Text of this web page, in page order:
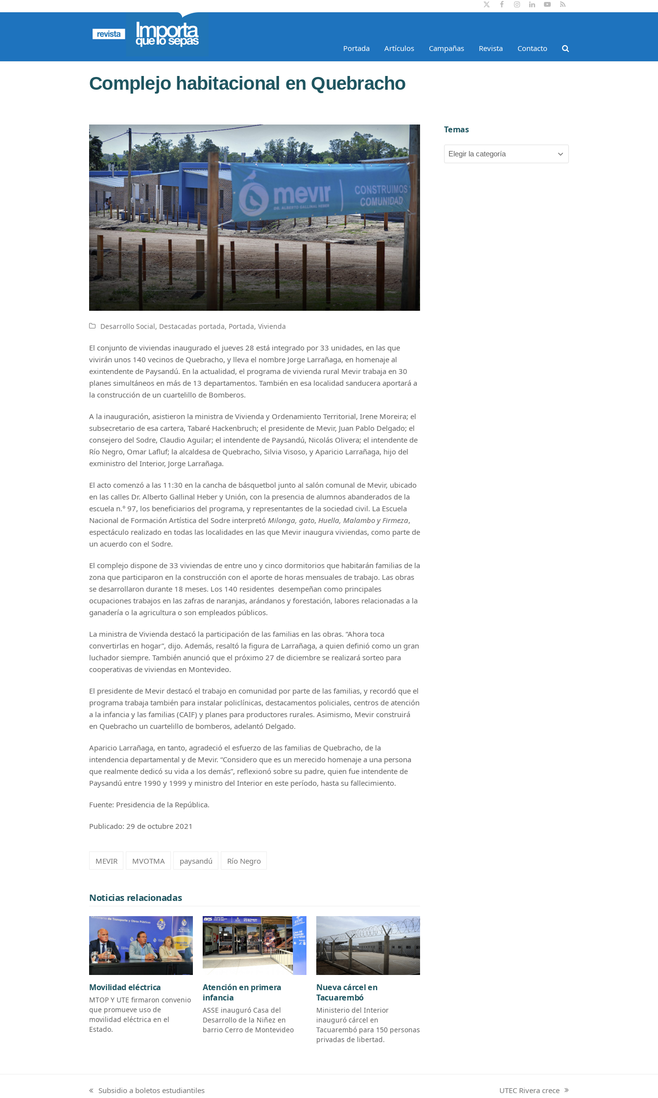
TwitterFacebookInstagram
LinkedIn
YouTube
RSS
Portada Artículos Campañas Revista Contacto
Complejo habitacional en Quebracho
Desarrollo Social, Destacadas portada, Portada, Vivienda
El conjunto de viviendas inaugurado el jueves 28 está integrado por 33 unidades, en las que
vivirán unos 140 vecinos de Quebracho, y lleva el nombre Jorge Larrañaga, en homenaje al
exintendente de Paysandú. En la actualidad, el programa de vivienda rural Mevir trabaja en 30
planes simultáneos en más de 13 departamentos. También en esa localidad sanducera aportará a
la construcción de un cuartelillo de Bomberos.
A la inauguración, asistieron la ministra de Vivienda y Ordenamiento Territorial, Irene Moreira; el
subsecretario de esa cartera, Tabaré Hackenbruch; el presidente de Mevir, Juan Pablo Delgado; el
consejero del Sodre, Claudio Aguilar; el intendente de Paysandú, Nicolás Olivera; el intendente de
Río Negro, Omar Lafluf; la alcaldesa de Quebracho, Silvia Visoso, y Aparicio Larrañaga, hijo del
exministro del Interior, Jorge Larrañaga.
El acto comenzó a las 11:30 en la cancha de básquetbol junto al salón comunal de Mevir, ubicado
en las calles Dr. Alberto Gallinal Heber y Unión, con la presencia de alumnos abanderados de la
escuela n.° 97, los beneficiarios del programa, y representantes de la sociedad civil. La Escuela
Nacional de Formación Artística del Sodre interpretó Milonga, gato, Huella, Malambo y Firmeza,
espectáculo realizado en todas las localidades en las que Mevir inaugura viviendas, como parte de
un acuerdo con el Sodre.
El complejo dispone de 33 viviendas de entre uno y cinco dormitorios que habitarán familias de la
zona que participaron en la construcción con el aporte de horas mensuales de trabajo. Las obras
se desarrollaron durante 18 meses. Los 140 residentes desempeñan como principales
ocupaciones trabajos en las zafras de naranjas, arándanos y forestación, labores relacionadas a la
ganadería o la agricultura o son empleados públicos.
La ministra de Vivienda destacó la participación de las familias en las obras. “Ahora toca
convertirlas en hogar”, dijo. Además, resaltó la figura de Larrañaga, a quien definió como un gran
luchador siempre. También anunció que el próximo 27 de diciembre se realizará sorteo para
cooperativas de viviendas en Montevideo.
El presidente de Mevir destacó el trabajo en comunidad por parte de las familias, y recordó que el
programa trabaja también para instalar policlínicas, destacamentos policiales, centros de atención
a la infancia y las familias (CAIF) y planes para productores rurales. Asimismo, Mevir construirá
en Quebracho un cuartelillo de bomberos, adelantó Delgado.
Aparicio Larrañaga, en tanto, agradeció el esfuerzo de las familias de Quebracho, de la
intendencia departamental y de Mevir. “Considero que es un merecido homenaje a una persona
que realmente dedicó su vida a los demás”, reflexionó sobre su padre, quien fue intendente de
Paysandú entre 1990 y 1999 y ministro del Interior en este período, hasta su fallecimiento.
Fuente: Presidencia de la República.
Publicado: 29 de octubre 2021
MEVIR MVOTMA paysandú Río Negro
Noticias relacionadas
Movilidad eléctrica
MTOP Y UTE firmaron convenio
que promueve uso de
movilidad eléctrica en el
Estado.
Atención en primera
infancia
ASSE inauguró Casa del
Desarrollo de la Niñez en
barrio Cerro de Montevideo
Nueva cárcel en
Tacuarembó
Ministerio del Interior
inauguró cárcel en
Tacuarembó para 150 personas
privadas de libertad.
Temas
Temas
previous
Subsidio a boletos estudiantiles
next
UTEC Rivera crece